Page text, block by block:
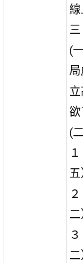
線
(
欲
(